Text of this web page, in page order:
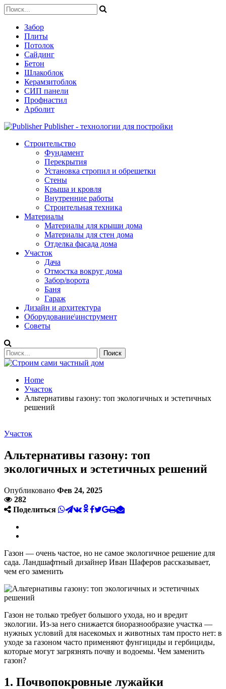
Забор
Плиты
Потолок
Сайдинг
Бетон
Шлакоблок
Керамзитоблок
СИП панели
Профнастил
Арболит
Publisher - технологии для постройки
Строительство
Фундамент
Перекрытия
Установка стропил и обрешетки
Стены
Крыша и кровля
Внутренние работы
Строительная техника
Материалы
Материалы для крыши дома
Материалы для стен дома
Отделка фасада дома
Участок
Дача
Отмостка вокруг дома
Забор/ворота
Баня
Гараж
Дизайн и архитектура
Оборудование\инструмент
Советы
Home
Участок
Альтернативы газону: топ экологичных и эстетичных
решений
Участок
Альтернативы газону: топ
экологичных и эстетичных решений
Опубликовано Фев 24, 2025
282
Поделиться
Газон — очень частое, но не самое экологичное решение для
сада. Ландшафтный дизайнер Иван Шаферов рассказывает,
чем его заменить
Газон не только требует большого ухода, но и вредит
экологии. Из-за него снижается биоразнообразие участка —
нужных условий для насекомых и животных там просто нет: в
уходе за газоном часто применяют фунгициды и гербициды,
которые могут загрязнять почву и водоемы. Чем заменить
газон?
1. Почвопокровные лужайки